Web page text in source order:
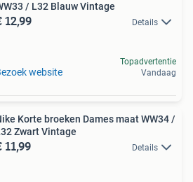
/ L32 Blauw Vintage
12,99 Details
website
Topadvertentie
Vandaag
Korte broeken Dames maat WW34 /
Zwart Vintage
11,99 Details